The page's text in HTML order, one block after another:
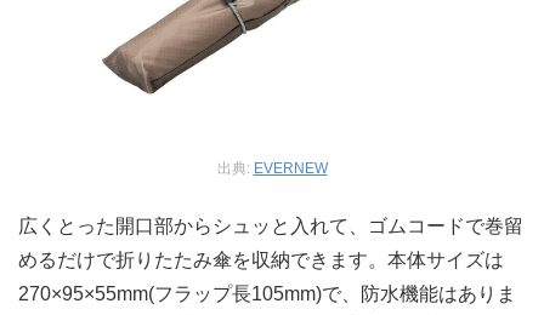
出典: EVERNEW
広くとった開口部からシュッと入れて、ゴムコードで巻留
めるだけで折りたたみ傘を収納できます。本体サイズは
270×95×55mm(フラップ長105mm)で、防水機能はありま